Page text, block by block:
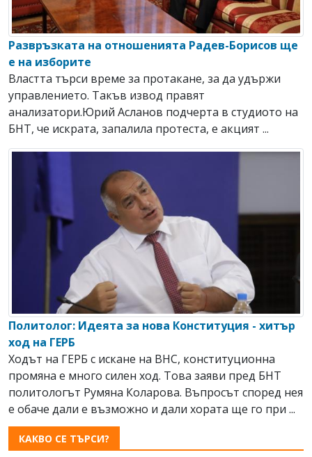
Развръзката на отношенията Радев-Борисов ще
е на изборите
Властта търси време за протакане, за да удържи
управлението. Такъв извод правят
анализатори.Юрий Асланов подчерта в студиото на
БНТ, че искрата, запалила протеста, е акцият ...
Политолог: Идеята за нова Конституция - хитър
ход на ГЕРБ
Ходът на ГЕРБ с искане на ВНС, конституционна
промяна е много силен ход. Това заяви пред БНТ
политологът Румяна Коларова. Въпросът според нея
е обаче дали е възможно и дали хората ще го при ...
КАКВО СЕ ТЪРСИ?